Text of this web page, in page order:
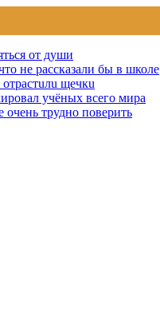
от души
не рассказали бы в школе
щечкu
учёных всего мира
трудно поверить